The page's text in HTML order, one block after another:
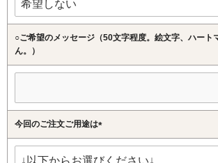
○ご希望のメッセージ（50文字程度。絵文字、ハート
ん。）
今回のご注文ご用途は
(必